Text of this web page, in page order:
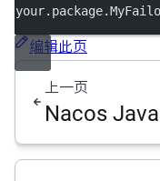
编辑此页
上一页
Nacos